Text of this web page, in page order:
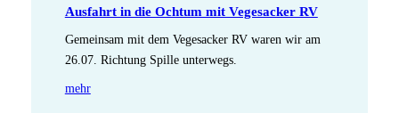
Ausfahrt in die Ochtum mit Vegesacker RV
Gemeinsam mit dem Vegesacker RV waren wir am
26.07. Richtung Spille unterwegs.
mehr